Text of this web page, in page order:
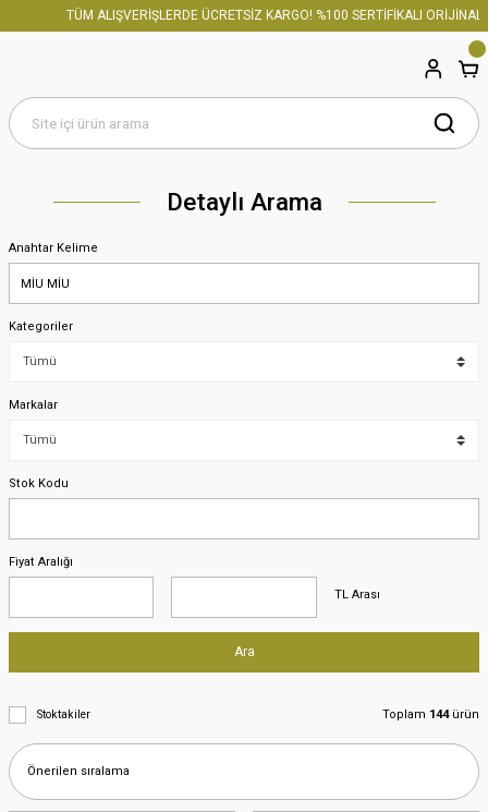
TÜM ALIŞVERİŞLERDE ÜCRETSİZ KARGO! %100 SERTİFİKALI ORİJİNAL
Detaylı Arama
Anahtar Kelime
Kategoriler
Markalar
Stok Kodu
Fiyat Aralığı
TL Arası
Ara
Stoktakiler Toplam 144ürün